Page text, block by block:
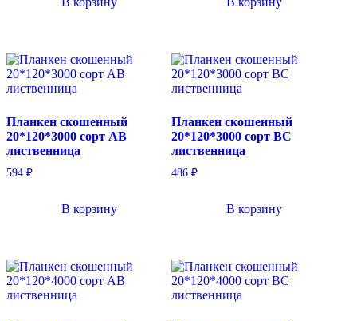
Планкен скошенный
20*120*3000 сорт AB
лиственница
594 ₽
В корзину
Планкен скошенный
20*120*3000 сорт BC
лиственница
486₽
В корзину